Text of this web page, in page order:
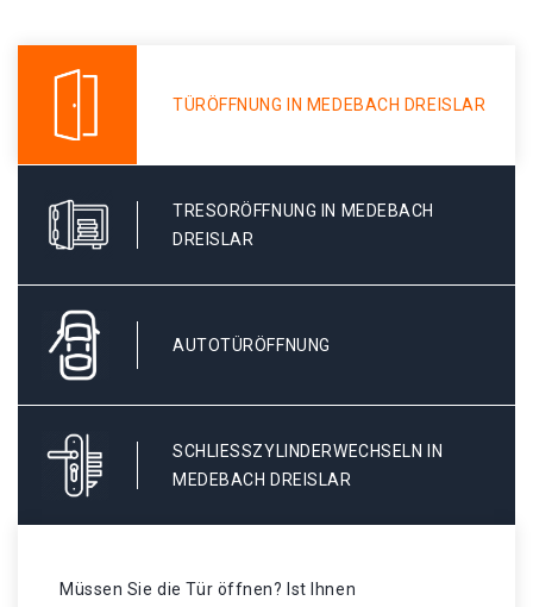
TÜRÖFFNUNG IN MEDEBACH DREISLAR
TRESORÖFFNUNG IN MEDEBACH
DREISLAR
AUTOTÜRÖFFNUNG
SCHLIESSZYLINDERWECHSELN IN M
EDEBACH DREISLAR
Müssen Sie die Tür öffnen? Ist Ihnen